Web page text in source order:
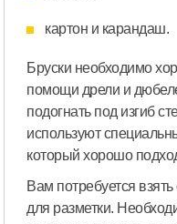
картон и карандаш.
Бруски необходимо
помощи дрели и
подогнать под изгиб
используют
который хорошо
Вам потребуется
для разметки.